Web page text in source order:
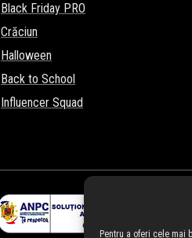
Pentru a oferi cele mai
Black Friday PRO
Crăciun
Halloween
Back to School
Influencer Squad